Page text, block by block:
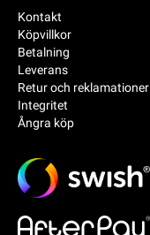
Kontakt
Köpvillkor
Betalning
Leverans
Retur och reklamationer
Integritet
Ångra köp